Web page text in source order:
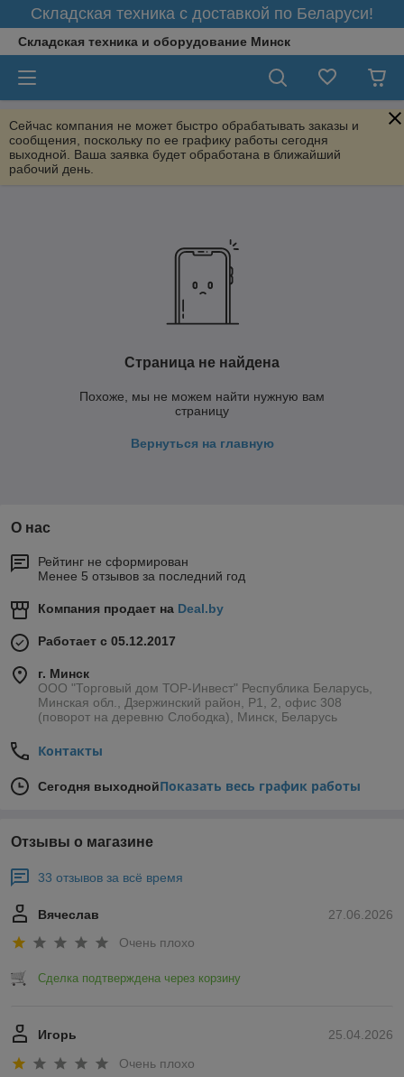
Складская техника с доставкой по Беларуси!
Складская техника и оборудование Минск
Сейчас компания не может быстро обрабатывать заказы и
сообщения, поскольку по ее графику работы сегодня
выходной. Ваша заявка будет обработана в ближайший
рабочий день.
Страница не найдена
Похоже, мы не можем найти нужную вам
страницу
Вернуться на главную
О нас
Рейтинг не сформирован
Менее 5 отзывов за последний год
Компания продает на Deal.by
Работает с 05.12.2017
г. Минск
ООО "Торговый дом ТОР-Инвест" Республика Беларусь,
Минская обл., Дзержинский район, Р1, 2, офис 308
(поворот на деревню Слободка), Минск, Беларусь
Контакты
Сегодня выходнойПоказать весь график работы
Отзывы о магазине
33 отзывов за всё время
27.06.2026
Вячеслав
Очень плохо
Сделка подтверждена через корзину
25.04.2026
Игорь
Очень плохо